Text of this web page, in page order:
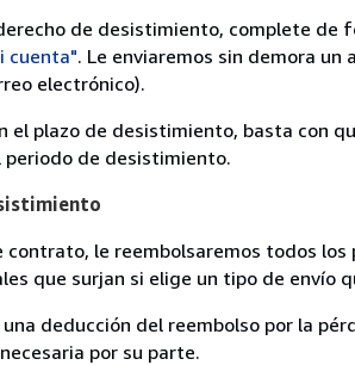
de desistimiento, complete de
cuenta". Le enviaremos sin demora
electrónico).
el plazo de desistimiento, basta con
periodo de desistimiento.
contrato, le reembolsaremos todos
que surjan si elige un tipo de envío
una deducción del reembolso por la
por su parte.